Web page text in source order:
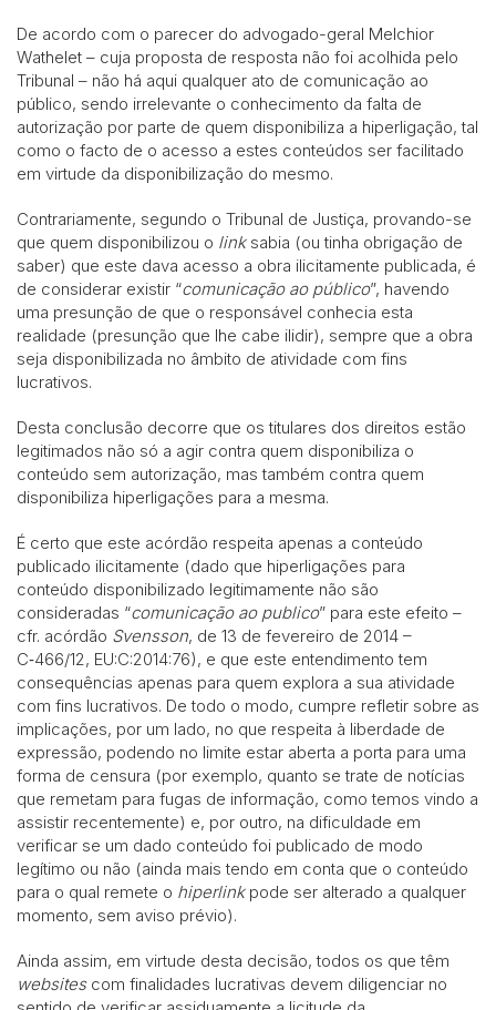
De acordo com o parecer do advogado-geral Melchior
Wathelet – cuja proposta de resposta não foi acolhida pelo
Tribunal – não há aqui qualquer ato de comunicação ao
público, sendo irrelevante o conhecimento da falta de
autorização por parte de quem disponibiliza a hiperligação, tal
como o facto de o acesso a estes conteúdos ser facilitado
em virtude da disponibilização do mesmo.
Contrariamente, segundo o Tribunal de Justiça, provando-se
que quem disponibilizou o linksabia (ou tinha obrigação de
saber) que este dava acesso a obra ilicitamente publicada, é
de considerar existir “comunicação ao público”, havendo
uma presunção de que o responsável conhecia esta
realidade (presunção que lhe cabe ilidir), sempre que a obra
seja disponibilizada no âmbito de atividade com fins
lucrativos.
Desta conclusão decorre que os titulares dos direitos estão
legitimados não só a agir contra quem disponibiliza o
conteúdo sem autorização, mas também contra quem
disponibiliza hiperligações para a mesma.
É certo que este acórdão respeita apenas a conteúdo
publicado ilicitamente (dado que hiperligações para
conteúdo disponibilizado legitimamente não são
consideradas “comunicação ao publico” para este efeito –
cfr. acórdão Svensson, de 13 de fevereiro de 2014 –
C‑466/12, EU:C:2014:76), e que este entendimento tem
consequências apenas para quem explora a sua atividade
com fins lucrativos. De todo o modo, cumpre refletir sobre as
implicações, por um lado, no que respeita à liberdade de
expressão, podendo no limite estar aberta a porta para uma
forma de censura (por exemplo, quanto se trate de notícias
que remetam para fugas de informação, como temos vindo a
assistir recentemente) e, por outro, na dificuldade em
verificar se um dado conteúdo foi publicado de modo
legítimo ou não (ainda mais tendo em conta que o conteúdo
para o qual remete o hiperlinkpode ser alterado a qualquer
momento, sem aviso prévio).
Ainda assim, em virtude desta decisão, todos os que têm
websitescom finalidades lucrativas devem diligenciar no